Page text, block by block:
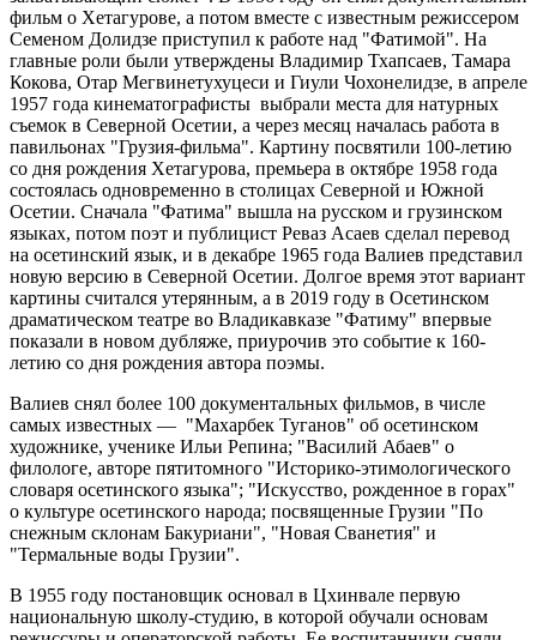
фильм о Хетагурове, а потом вместе с известным режиссером
Семеном Долидзе приступил к работе над "Фатимой". На
главные роли были утверждены Владимир Тхапсаев, Тамара
Кокова, Отар Мегвинетухуцеси и Гиули Чохонелидзе, в апреле
1957 года кинематографисты выбрали места для натурных
съемок в Северной Осетии, а через месяц началась работа в
павильонах "Грузия-фильма". Картину посвятили 100-летию
со дня рождения Хетагурова, премьера в октябре 1958 года
состоялась одновременно в столицах Северной и Южной
Осетии. Сначала "Фатима" вышла на русском и грузинском
языках, потом поэт и публицист Реваз Асаев сделал перевод
на осетинский язык, и в декабре 1965 года Валиев представил
новую версию в Северной Осетии. Долгое время этот вариант
картины считался утерянным, а в 2019 году в Осетинском
драматическом театре во Владикавказе "Фатиму" впервые
показали в новом дубляже, приурочив это событие к 160-
летию со дня рождения автора поэмы.
Валиев снял более 100 документальных фильмов, в числе
самых известных — "Махарбек Туганов" об осетинском
художнике, ученике Ильи Репина; "Василий Абаев" о
филологе, авторе пятитомного "Историко-этимологического
словаря осетинского языка"; "Искусство, рожденное в горах"
о культуре осетинского народа; посвященные Грузии "По
снежным склонам Бакуриани", "Новая Сванетия" и
"Термальные воды Грузии".
В 1955 году постановщик основал в Цхинвале первую
национальную школу-студию, в которой обучали основам